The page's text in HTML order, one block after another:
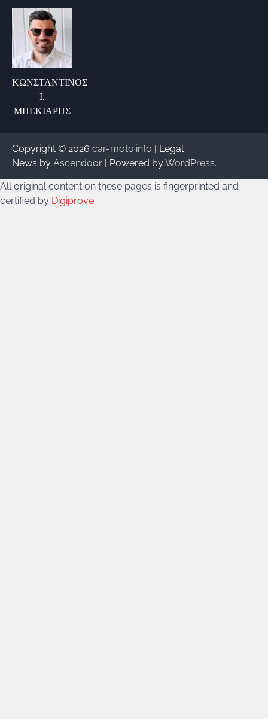
ΚΩΝΣΤΑΝΤΙΝΟΣ
Ι.
ΜΠΕΚΙΑΡΗΣ
Copyright © 2026 car-moto.info | Legal
News by Ascendoor | Powered byWordPress.
All original content on these pages is fingerprinted and
certified by Digiprove